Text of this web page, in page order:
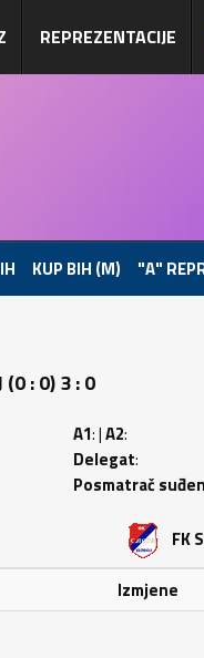
REPREZENTACIJE
KUP BIH (M) "A"
(0 : 0) 3 : 0
A1: |A2:
Delegat:
Posmatrač
FK
Izmjene